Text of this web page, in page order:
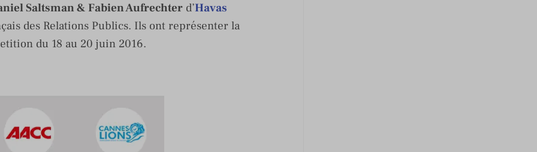
Saltsman & Fabien Aufrechter d’Havas
des Relations Publics. Ils ont représenter la
du 18 au 20 juin 2016.